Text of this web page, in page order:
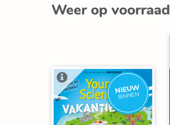
Weer op voorraad
NIEUW
BINNEN